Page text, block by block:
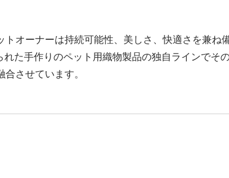
オーナーは持続可能性、美しさ、快適さを兼ね
た手作りのペット用織物製品の独自ラインでそ
させています。
ル製アウトドアハンモ
金属製調整可